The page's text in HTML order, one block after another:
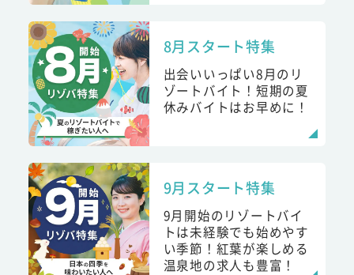
8月スタート特集
出会いいっぱい8月のリ
ゾートバイト！短期の夏
休みバイトはお早めに！
9月スタート特集
9月開始のリゾートバイ
トは未経験でも始めやす
い季節！紅葉が楽しめる
温泉地の求人も豊富！